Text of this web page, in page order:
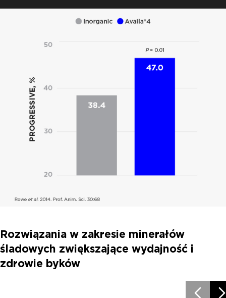
Rozwiązania w zakresie minerałów
śladowych zwiększające wydajność i
zdrowie byków